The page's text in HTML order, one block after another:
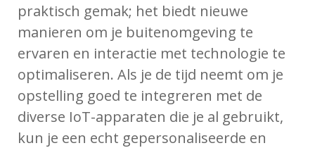
praktisch gemak; het biedt nieuwe
manieren om je buitenomgeving te
ervaren en interactie met technologie te
optimaliseren. Als je de tijd neemt om je
opstelling goed te integreren met de
diverse IoT-apparaten die je al gebruikt,
kun je een echt gepersonaliseerde en